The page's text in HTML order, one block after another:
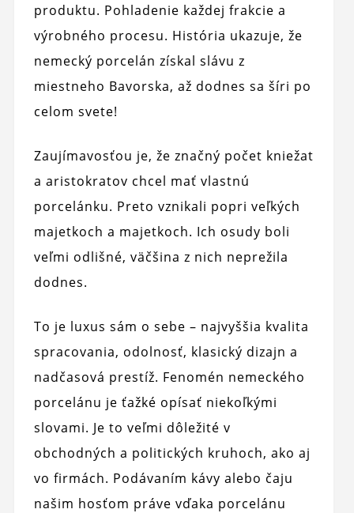
produktu. Pohladenie každej frakcie a
výrobného procesu. História ukazuje, že
nemecký porcelán získal slávu z
miestneho Bavorska, až dodnes sa šíri po
celom svete!
Zaujímavosťou je, že značný počet kniežat
a aristokratov chcel mať vlastnú
porcelánku. Preto vznikali popri veľkých
majetkoch a majetkoch. Ich osudy boli
veľmi odlišné, väčšina z nich neprežila
dodnes.
To je luxus sám o sebe – najvyššia kvalita
spracovania, odolnosť, klasický dizajn a
nadčasová prestíž. Fenomén nemeckého
porcelánu je ťažké opísať niekoľkými
slovami. Je to veľmi dôležité v
obchodných a politických kruhoch, ako aj
vo firmách. Podávaním kávy alebo čaju
našim hosťom práve vďaka porcelánu